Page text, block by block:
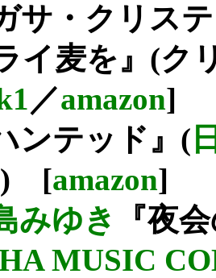
サ・クリス
イ麦を』(ク
／amazon]
ンテッド』(
) [amazon]
みゆき
『夜
MUSIC